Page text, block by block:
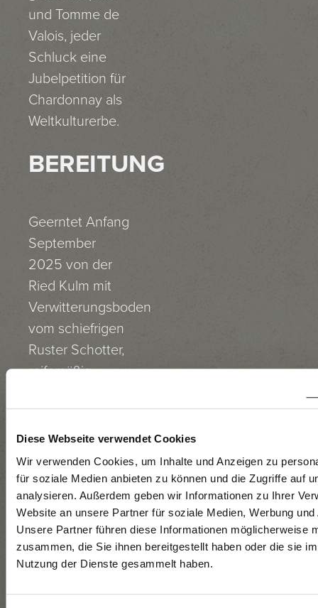
Diese Webseite verwendet Cookies
Wir verwenden Cookies, um Inhalte und Anzeigen zu
für soziale Medien anbieten zu können und die Zugriffe auf
analysieren. Außerdem geben wir Informationen zu Ihrer
Website an unsere Partner für soziale Medien, Werbung
Unsere Partner führen diese Informationen möglicherweise
zusammen, die Sie ihnen bereitgestellt haben oder die sie
Nutzung der Dienste gesammelt haben.
und Tomme de
Valois, jeder
Schluck eine
Jubelpetition für
Chardonnay als
Weltkulturerbe.
BEREITUNG
Geerntet Anfang
September
2025 von der
Ried Kulm mit
Verwitterungsboden
vom schiefrigen
Ruster Schotter,
reifemäßig
Rebeln, 4
Stunden
Maischestandzeit,
sanftes
Abpressen,
leicht gekühlte
Vergärung im